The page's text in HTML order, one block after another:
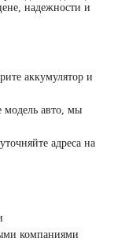
надежности и
аккумулятор и
модель авто, мы
адреса на
компаниями